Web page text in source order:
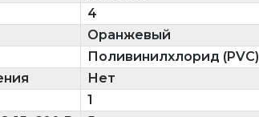
4
Оранжевый
Поливинилхлорид (PVC)
Нет
1